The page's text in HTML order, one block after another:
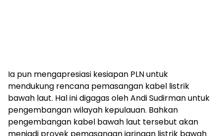
Ia pun mengapresiasi kesiapan PLN untuk
mendukung rencana pemasangan kabel listrik
bawah laut. Hal ini digagas oleh Andi Sudirman untuk
pengembangan wilayah kepulauan. Bahkan
pengembangan kabel bawah laut tersebut akan